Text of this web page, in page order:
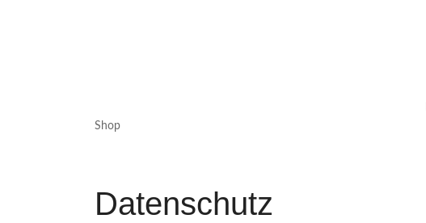
Shop
Datenschutz